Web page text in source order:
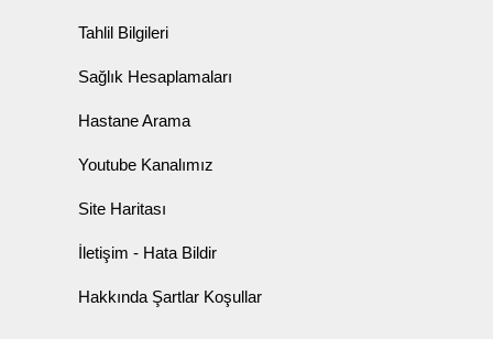
Tahlil Bilgileri
Sağlık Hesaplamaları
Hastane Arama
Youtube Kanalımız
Site Haritası
İletişim - Hata Bildir
Hakkında Şartlar Koşullar